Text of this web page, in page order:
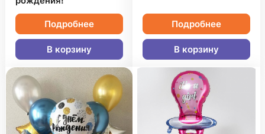
Подробнее
В корзину
Подробнее
В корзину